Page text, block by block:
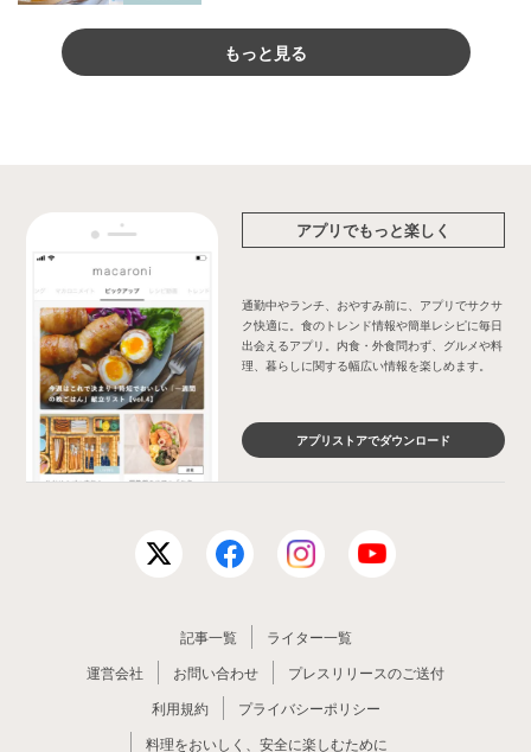
もっと見る
アプリでもっと楽しく
通勤中やランチ、おやすみ前に、アプリでサクサ
ク快適に。食のトレンド情報や簡単レシピに毎日
出会えるアプリ。内食・外食問わず、グルメや料
理、暮らしに関する幅広い情報を楽しめます。
アプリストアでダウンロード
記事一覧
ライター一覧
運営会社
お問い合わせ
プレスリリースのご送付
利用規約
プライバシーポリシー
料理をおいしく、安全に楽しむために